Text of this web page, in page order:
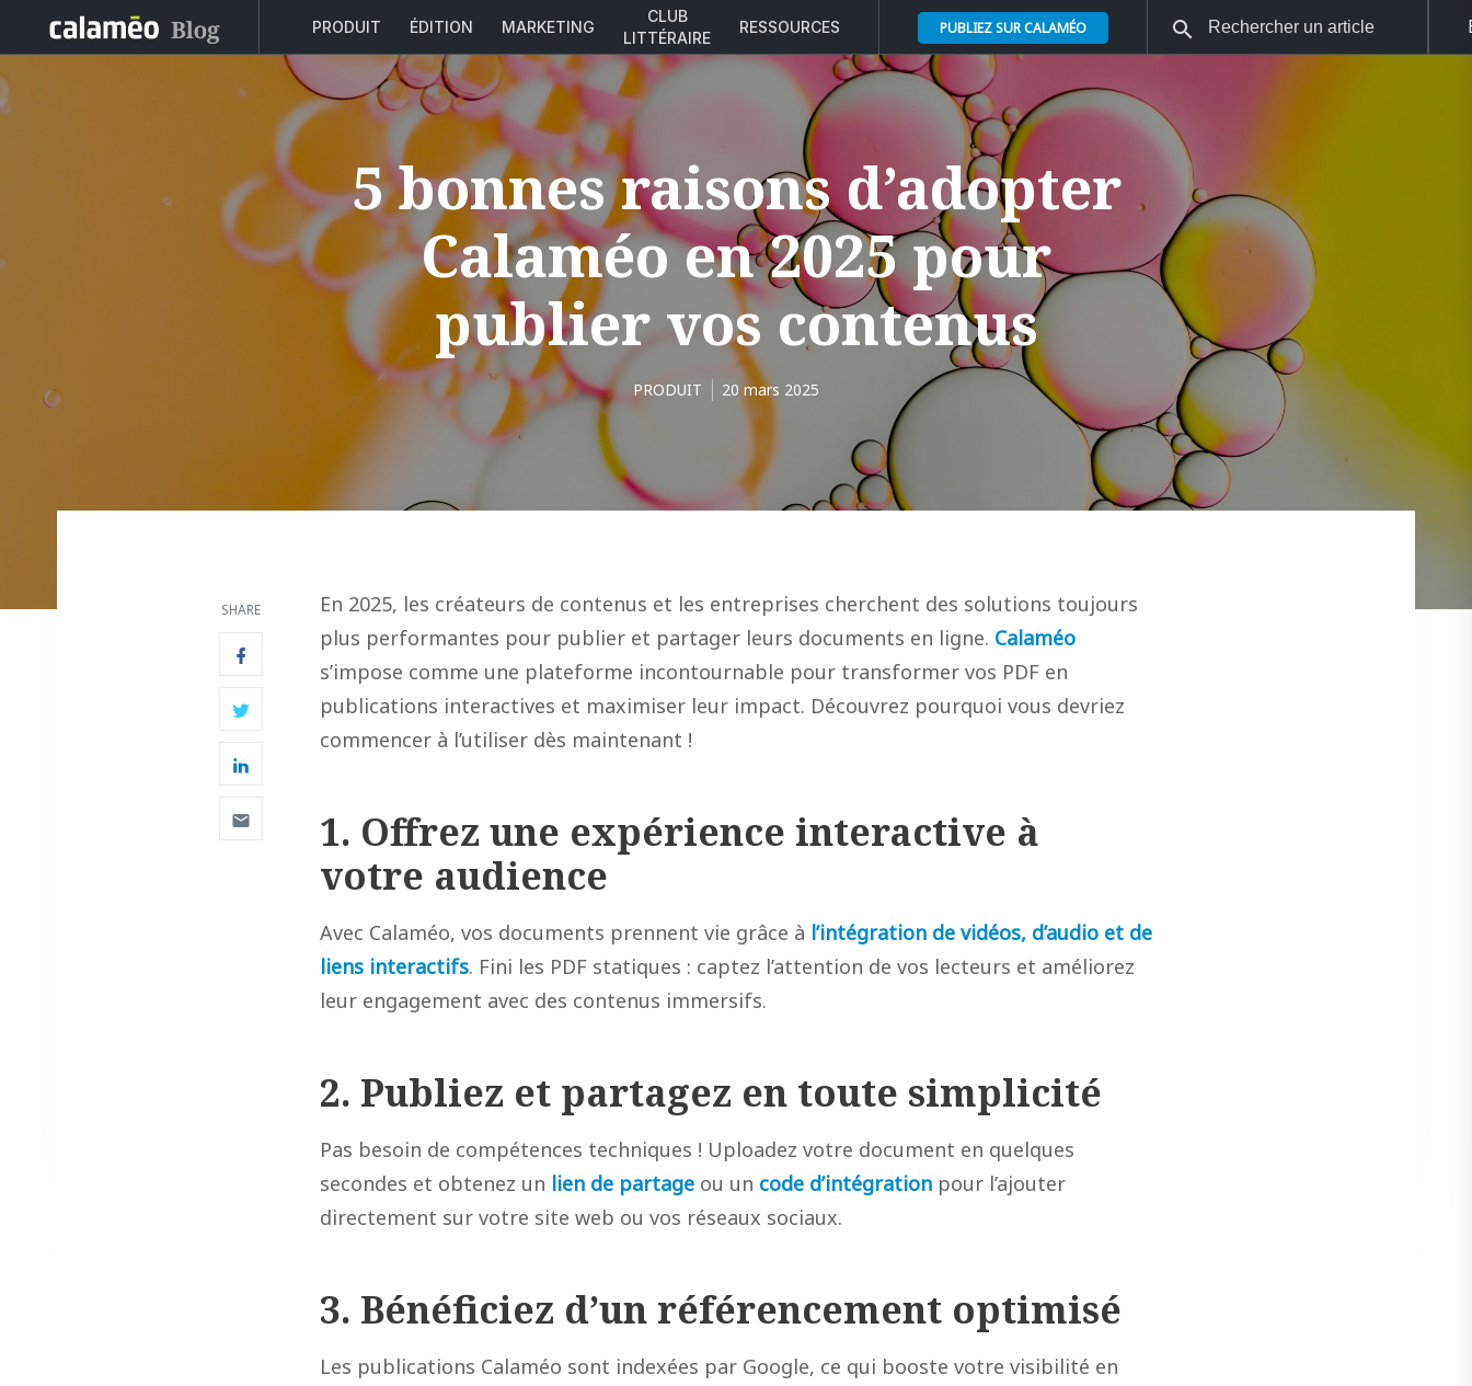
PRODUIT ÉDITION MARKETING
CLUB
LITTÉRAIRE
RESSOURCES PUBLIEZ SUR CALAMÉO
5 bonnes raisons d’adopter
Calaméo en 2025 pour
publier vos contenus
PRODUIT 20 mars 2025
SHARE
En 2025, les créateurs de contenus et les entreprises cherchent des solutions toujours
plus performantes pour publier et partager leurs documents en ligne. Calaméo
s’impose comme une plateforme incontournable pour transformer vos PDF en
publications interactives et maximiser leur impact. Découvrez pourquoi vous devriez
commencer à l’utiliser dès maintenant !
1. Offrez une expérience interactive à
votre audience
Avec Calaméo, vos documents prennent vie grâce à l’intégration de vidéos, d’audio et de
liens interactifs. Fini les PDF statiques : captez l’attention de vos lecteurs et améliorez
leur engagement avec des contenus immersifs.
2. Publiez et partagez en toute simplicité
Pas besoin de compétences techniques ! Uploadez votre document en quelques
secondes et obtenez un lien de partage ou un code d’intégration pour l’ajouter
directement sur votre site web ou vos réseaux sociaux.
3. Bénéficiez d’un référencement optimisé
Les publications Calaméo sont indexées par Google, ce qui booste votre visibilité en